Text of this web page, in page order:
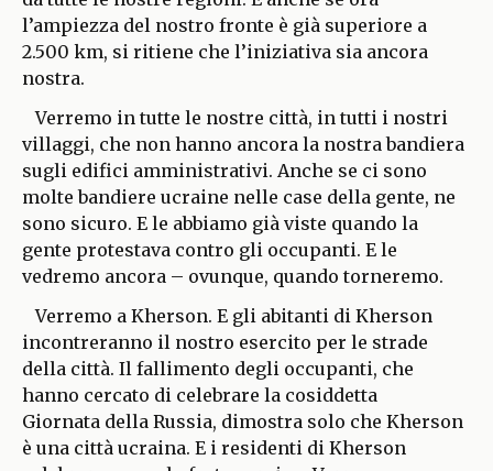
l’ampiezza del nostro fronte è già superiore a
2.500 km, si ritiene che l’iniziativa sia ancora
nostra.
Verremo in tutte le nostre città, in tutti i nostri
villaggi, che non hanno ancora la nostra bandiera
sugli edifici amministrativi. Anche se ci sono
molte bandiere ucraine nelle case della gente, ne
sono sicuro. E le abbiamo già viste quando la
gente protestava contro gli occupanti. E le
vedremo ancora – ovunque, quando torneremo.
Verremo a Kherson. E gli abitanti di Kherson
incontreranno il nostro esercito per le strade
della città. Il fallimento degli occupanti, che
hanno cercato di celebrare la cosiddetta
Giornata della Russia, dimostra solo che Kherson
è una città ucraina. E i residenti di Kherson